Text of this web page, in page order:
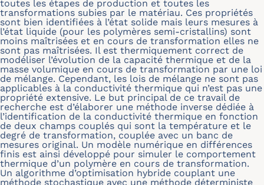
toutes les étapes de production et toutes les
transformations subies par le matériau. Ces propriétés
sont bien identifiées à l’état solide mais leurs mesures à
l’état liquide (pour les polymères semi-cristallins) sont
moins maîtrisées et en cours de transformation elles ne
sont pas maîtrisées. Il est thermiquement correct de
modéliser l’évolution de la capacité thermique et de la
masse volumique en cours de transformation par une loi
de mélange. Cependant, les lois de mélange ne sont pas
applicables à la conductivité thermique qui n’est pas une
propriété extensive. Le but principal de ce travail de
recherche est d’élaborer une méthode inverse dédiée à
l’identification de la conductivité thermique en fonction
de deux champs couplés qui sont la température et le
degré de transformation, couplée avec un banc de
mesures original. Un modèle numérique en différences
finis est ainsi développé pour simuler le comportement
thermique d’un polymère en cours de transformation.
Un algorithme d’optimisation hybride couplant une
méthode stochastique avec une méthode déterministe